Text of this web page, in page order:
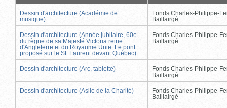
Dessin d'architecture (Académie de
musique)
Fonds Charles-Philippe-
Baillairgé
Dessin d'architecture (Année jubilaire, 60e
du règne de sa Majesté Victoria reine
d'Angleterre et du Royaume Unie. Le pont
proposé sur le St. Laurent devant Québec)
Fonds Charles-Philippe-
Baillairgé
Dessin d'architecture (Arc, tablette)
Fonds Charles-Philippe-
Baillairgé
Dessin d'architecture (Asile de la Charité)
Fonds Charles-Philippe-
Baillairgé